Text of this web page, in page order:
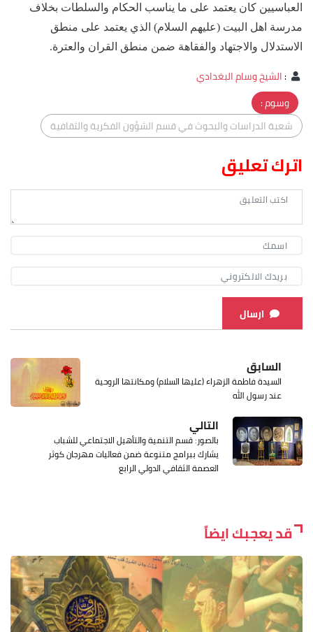
العباسيين كان يعتمد على ما يناسب الحكام والسلطات بخلاف
مدرسة اهل البيت (عليهم السلام) الذي يعتمد على منطق
الاستدلال والاجتهاد والفقاهة ضمن منطق القران والعترة.
:الشيخ وسام البغدادي
وسوم :
شعبة الدراسات والبحوث في قسم الشؤون الفكرية والثقافية
اترك تعليق
ارسال
السابق
السيدة فاطمة الزهراء (عليها السلام) ومكانتها الروحية
عند رسول الله
التالي
بالصور: قسم التنمية والتأهيل الاجتماعي للشباب
يشارك ببرامج متنوعة ضمن فعاليات مهرجان كوثر
العصمة الثقافي الدولي الرابع
قد يعجبك ايضاً